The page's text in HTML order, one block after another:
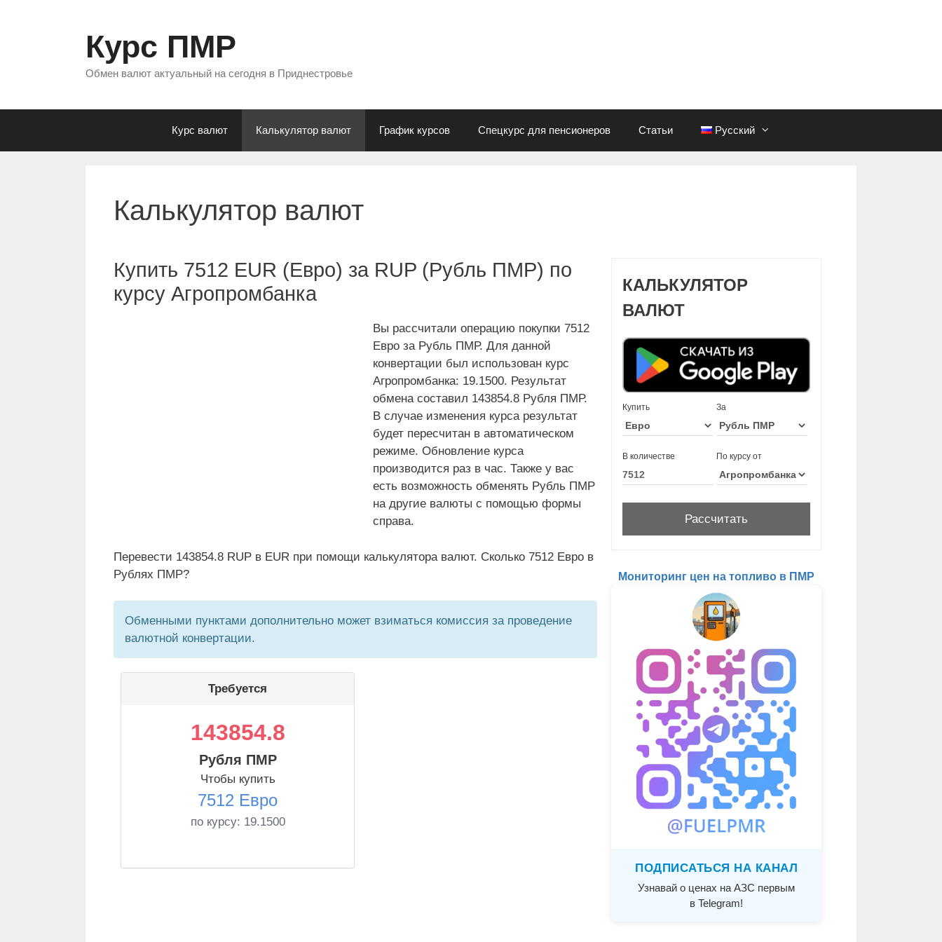
Курс ПМР
Обмен валют актуальный на сегодня в Приднестровье
Курс валют Калькулятор валют График курсов Спецкурс для пенсионеров Статьи Русский
Калькулятор валют
Купить 7512 EUR (Евро) за RUP (Рубль ПМР) по
курсу Агропромбанка
Вы рассчитали операцию покупки 7512
Евро за Рубль ПМР. Для данной
конвертации был использован курс
Агропромбанка: 19.1500. Результат
обмена составил 143854.8 Рубля ПМР.
В случае изменения курса результат
будет пересчитан в автоматическом
режиме. Обновление курса
производится раз в час. Также у вас
есть возможность обменять Рубль ПМР
на другие валюты с помощью формы
справа.
Перевести 143854.8 RUP в EUR при помощи калькулятора валют. Сколько 7512 Евро в
Рублях ПМР?
Обменными пунктами дополнительно может взиматься комиссия за проведение
валютной конвертации.
Требуется
143854.8
Рубля ПМР
Чтобы купить
7512 Евро
по курсу: 19.1500
КАЛЬКУЛЯТОР
ВАЛЮТ
Купить За
В количестве По курсу от
Мониторинг цен на топливо в ПМР
ПОДПИСАТЬСЯ НА КАНАЛ
Узнавай о ценах на АЗС первым
в Telegram!